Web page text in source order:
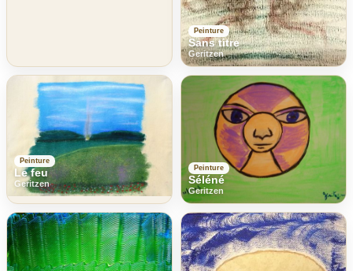
Peinture
Sans titre
Geritzen
Peinture
Le feu
Geritzen
Peinture
Séléné
Geritzen